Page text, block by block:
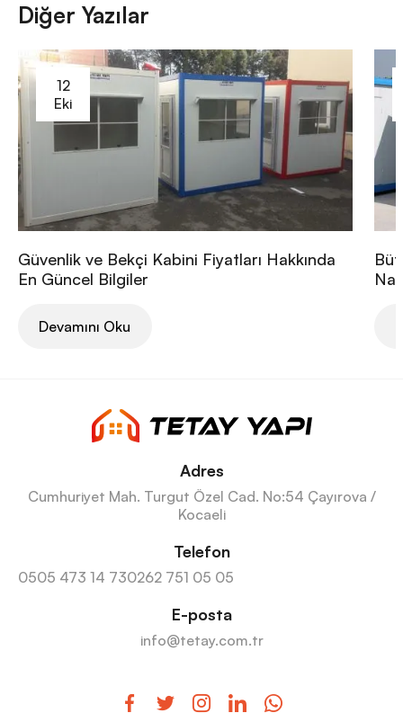
Diğer Yazılar
12
Eki
Güvenlik ve Bekçi Kabini Fiyatları Hakkında
En Güncel Bilgiler
Devamını Oku
Adres
Cumhuriyet Mah. Turgut Özel Cad. No:54 Çayırova /
Kocaeli
Telefon
0505 473 14 730262 751 05 05
E-posta
info@tetay.com.tr